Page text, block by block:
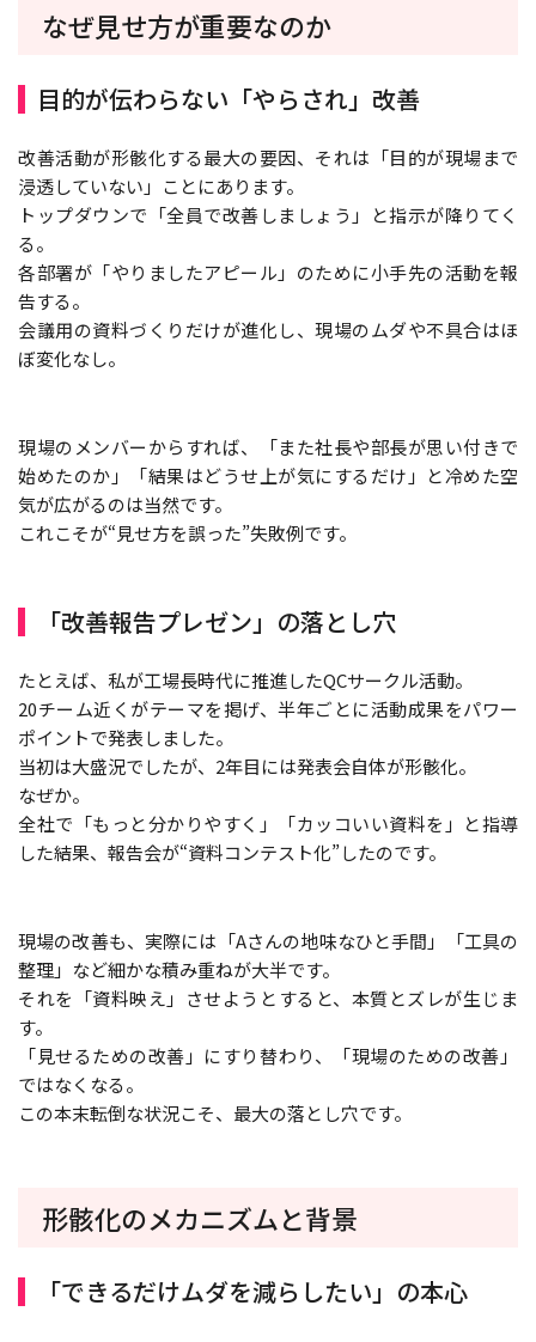
なぜ見せ方が重要なのか
目的が伝わらない「やらされ」改善
改善活動が形骸化する最大の要因、それは「目的が現場まで
浸透していない」ことにあります。
トップダウンで「全員で改善しましょう」と指示が降りてく
る。
各部署が「やりましたアピール」のために小手先の活動を報
告する。
会議用の資料づくりだけが進化し、現場のムダや不具合はほ
ぼ変化なし。
現場のメンバーからすれば、「また社長や部長が思い付きで
始めたのか」「結果はどうせ上が気にするだけ」と冷めた空
気が広がるのは当然です。
これこそが“見せ方を誤った”失敗例です。
「改善報告プレゼン」の落とし穴
たとえば、私が工場長時代に推進したQCサークル活動。
20チーム近くがテーマを掲げ、半年ごとに活動成果をパワー
ポイントで発表しました。
当初は大盛況でしたが、2年目には発表会自体が形骸化。
なぜか。
全社で「もっと分かりやすく」「カッコいい資料を」と指導
した結果、報告会が“資料コンテスト化”したのです。
現場の改善も、実際には「Aさんの地味なひと手間」「工具の
整理」など細かな積み重ねが大半です。
それを「資料映え」させようとすると、本質とズレが生じま
す。
「見せるための改善」にすり替わり、「現場のための改善」
ではなくなる。
この本末転倒な状況こそ、最大の落とし穴です。
形骸化のメカニズムと背景
「できるだけムダを減らしたい」の本心